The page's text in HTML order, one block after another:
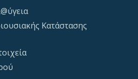
Κατάστασης